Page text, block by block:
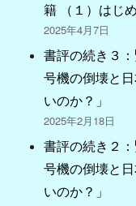
籍 （１）はじ
2025年4月7日
書評の続き３
号機の倒壊と
いのか？」
2025年2月18日
書評の続き２
号機の倒壊と
いのか？」